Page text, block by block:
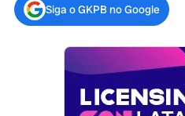
Siga o GKPB no Google